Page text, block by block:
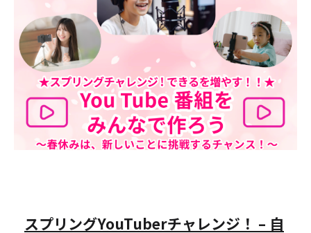
スプリングYouTuberチャレンジ！ – 自